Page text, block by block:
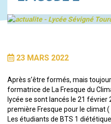
23 MARS 2022
Après s’être formés, mais
formatrice de La Fresque du
lycée se sont lancés le 21 février
première Fresque pour le climat (
Les étudiants de BTS 1